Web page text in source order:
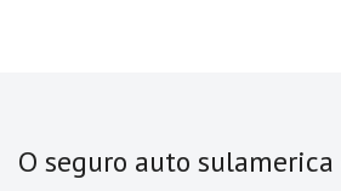
O seguro auto sulamerica